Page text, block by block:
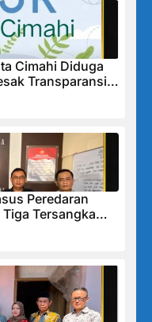
Cimahi Diduga
Transparansi
Peredaran
Tersangka